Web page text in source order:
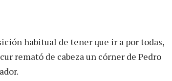
habitual de tener que ir a por todas,
remató de cabeza un córner de Pedro